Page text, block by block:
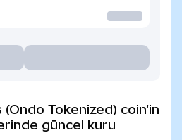
Tokenized) coin'in
güncel kuru